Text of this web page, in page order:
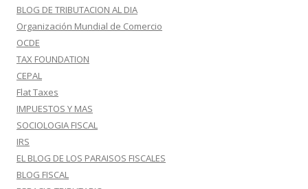
BLOG DE TRIBUTACION AL DIA
Organización Mundial de Comercio
OCDE
TAX FOUNDATION
CEPAL
Flat Taxes
IMPUESTOS Y MAS
SOCIOLOGIA FISCAL
IRS
EL BLOG DE LOS PARAISOS FISCALES
BLOG FISCAL